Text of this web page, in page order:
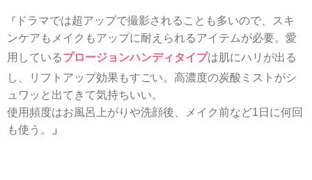
「 ドラマでは超アップで撮影されることも多いので、スキ
ンケアもメイクもアップに耐えられるアイテムが必要。愛
用しているプロージョンハンディタイプは肌にハリが出る
し、リフトアップ効果もすごい。高濃度の炭酸ミストがシ
ュワッと出てきて気持ちいい。
使用頻度はお風呂上がりや洗顔後、メイク前など1日に何回
も使う。
」